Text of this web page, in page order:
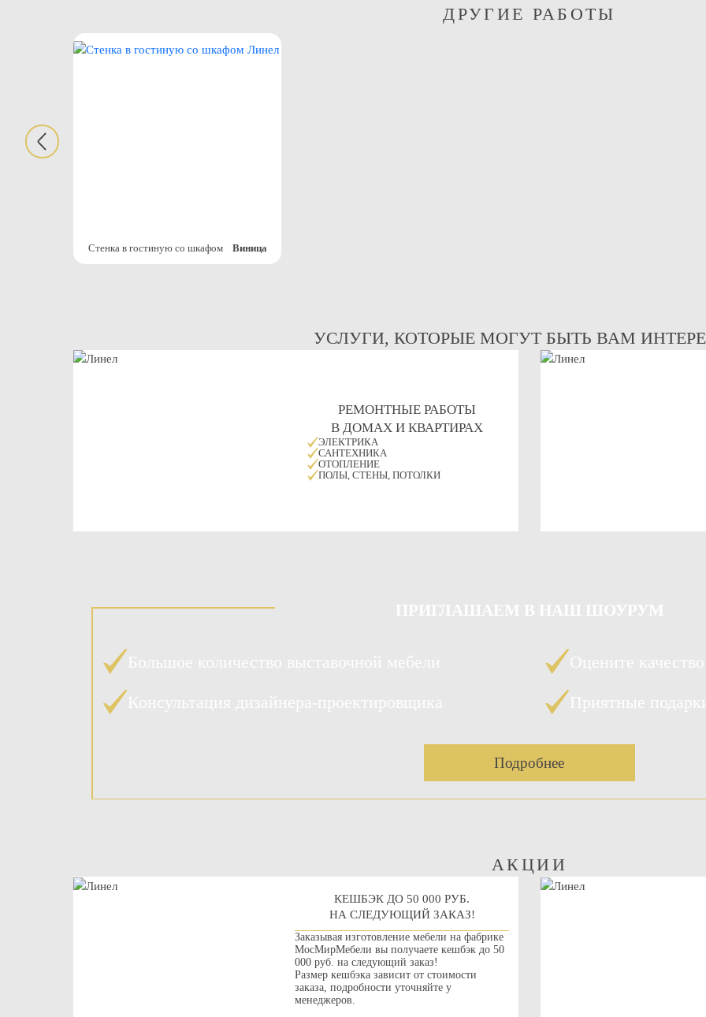
ДРУГИЕ РАБОТЫ
Стенка в гостиную со шкафом Виница
УСЛУГИ, КОТОРЫЕ МОГУТ БЫТЬ ВАМ
РЕМОНТНЫЕ РАБОТЫ
В ДОМАХ И КВАРТИРАХ
ЭЛЕКТРИКА
САНТЕХНИКА
ОТОПЛЕНИЕ
ПОЛЫ, СТЕНЫ, ПОТОЛКИ
Подробнее
АКЦИИ
КЕШБЭК ДО 50 000 РУБ.
НА СЛЕДУЮЩИЙ ЗАКАЗ!
Заказывая изготовление мебели на фабрике
МосМирМебели вы получаете кешбэк до 50
000 руб. на следующий заказ!
Размер кешбэка зависит от стоимости
заказа, подробности уточняйте у
менеджеров.